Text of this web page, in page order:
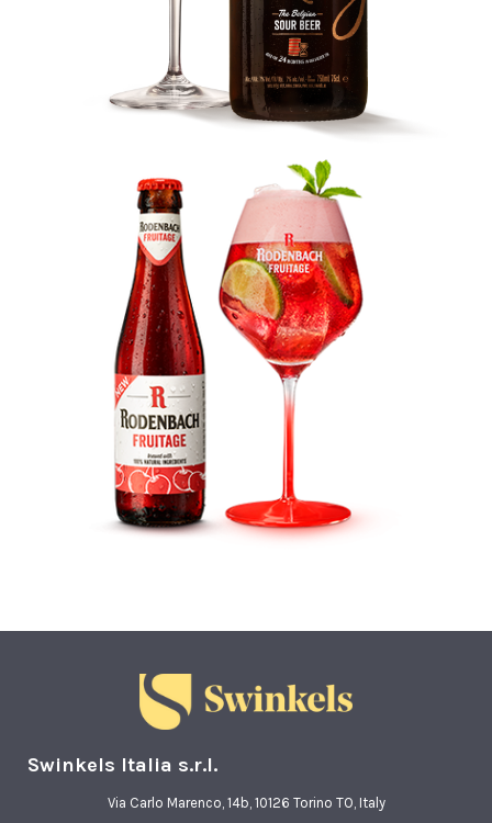
Swinkels Italia s.r.l.
Via Carlo Marenco, 14b, 10126 Torino TO, Italy